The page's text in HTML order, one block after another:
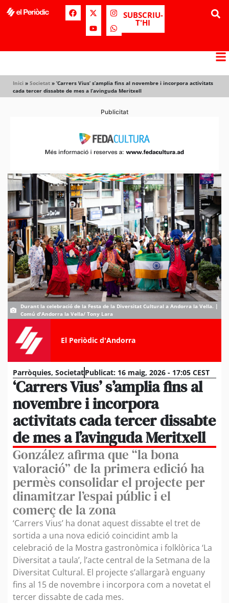
SUBSCRIU-
T'HI
Inici » Societat » ‘Carrers Vius’ s’amplia fins al novembre i incorpora activitats
cada tercer dissabte de mes a l’avinguda Meritxell
Publicitat
Durant la celebració de la Festa de la Diversitat Cultural a Andorra la Vella. |
Comú d'Andorra la Vella/ Tony Lara
El Periòdic d'Andorra
Parròquies, SocietatPublicat: 16 maig, 2026 - 17:05 CEST
‘Carrers Vius’ s’amplia fins al
novembre i incorpora
activitats cada tercer dissabte
de mes a l’avinguda Meritxell
González afirma que “la bona
valoració” de la primera edició ha
permès consolidar el projecte per
dinamitzar l’espai públic i el
comerç de la zona
‘Carrers Vius’ ha donat aquest dissabte el tret de
sortida a una nova edició coincidint amb la
celebració de la Mostra gastronòmica i folklòrica ‘La
Diversitat a taula’, l’acte central de la Setmana de la
Diversitat Cultural. El projecte s’allargarà enguany
fins al 15 de novembre i incorpora com a novetat el
tercer dissabte de cada mes.